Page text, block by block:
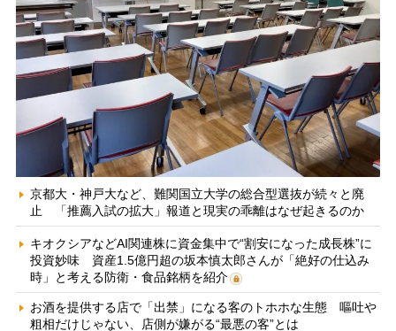
京都大・神戸大など、難関国立大学の総合型選抜が続々と廃
止 「推薦入試の拡大」報道と現実の乖離はなぜ起きるのか
キオクシアなどAI関連株に資金集中で“割安になった成長株”に
投資妙味 資産1.5億円超の坂本慎太郎さんが「絶好の仕込み
時」と考える防衛・食品銘柄を紹介
お酒を提供する店で「出禁」になる客のトホホな生態 嘔吐や
粗相だけじゃない、店側が嫌がる“最悪の客”とは